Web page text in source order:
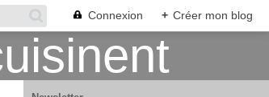
Connexion + Créer mon blog